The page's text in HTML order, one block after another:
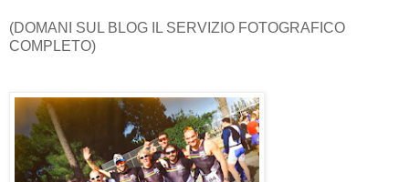
(DOMANI SUL BLOG IL SERVIZIO FOTOGRAFICO
COMPLETO)